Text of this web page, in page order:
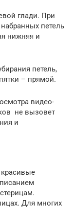
глади. При
петель
нижняя и
петель,
– прямой.
видео-
не вызовет
и
Для многих